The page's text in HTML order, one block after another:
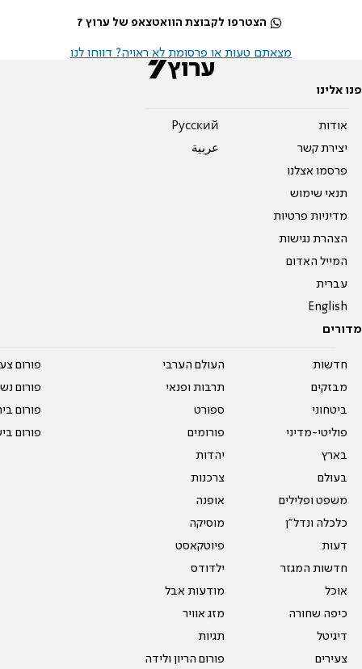
הצטרפו לקבוצת הוואטצאפ של ערוץ 7
מצאתם טעות או פרסומת לא ראויה? דווחו לנו
פנו אלינו
אודות
יצירת קשר
פרסמו אצלנו
תנאי שימוש
מדיניות פרטיות
הצהרת נגישות
המייל האדום
עברית
English
Pусский
عربية
מדורים
חדשות
מבזקים
ביטחוני
פוליטי-מדיני
בארץ
בעולם
משפט ופלילים
כלכלה ונדל"ן
דעות
חדשות המגזר
אוכל
כיפה שחורה
דיגיטל
צעירים
העולם הערבי
תרבות ופנאי
ספורט
פורומים
יהדות
צרכנות
אופנה
מוסיקה
פיוטקאסט
ילדודס
מודעות אבל
מזג אוויר
תגיות
פורום הריון ולידה
פורום
פורום
פורום
פורום